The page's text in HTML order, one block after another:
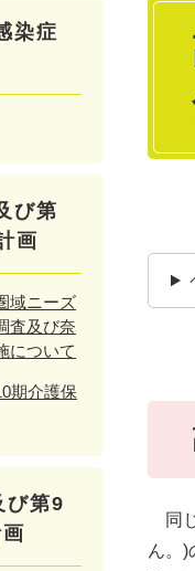
本
同
ん。)
染症
び第
画
域ニーズ
査及び奈
について
期介護保
び第9